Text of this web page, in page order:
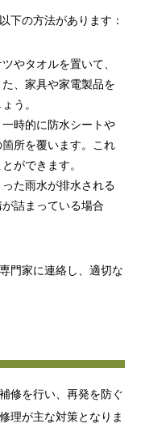
下の方法があります：
やタオルを置いて、
、家具や家電製品を
う。
一時的に防水シートや
所を覆います。これ
ができます。
た雨水が排水される
詰まっている場合
門家に連絡し、適切な
修を行い、再発を防ぐ
理が主な対策となりま